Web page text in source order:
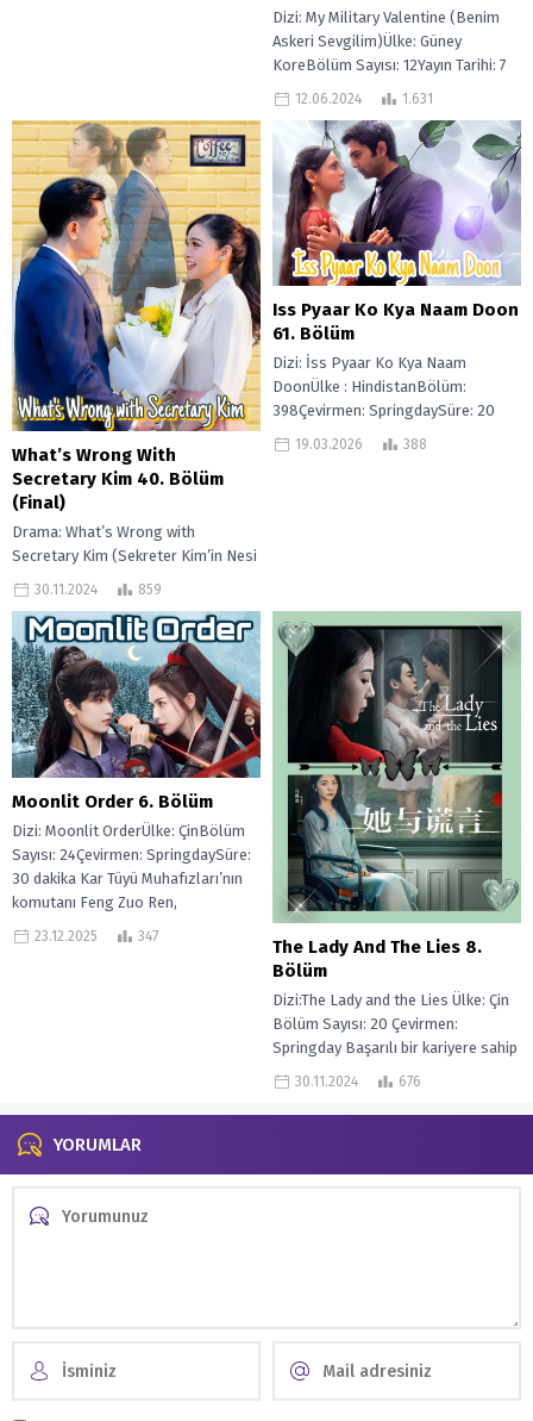
Dizi: My Military Valentine (Benim
Askeri Sevgilim)Ülke: Güney
KoreBölüm Sayısı: 12Yayın Tarihi: 7
Haziran 2024 – ? Süre: 35 Dakika ...
12.06.2024 1.631
What’s Wrong With
Secretary Kim 40. Bölüm
(Final)
Drama: What’s Wrong with
Secretary Kim (Sekreter Kim’in Nesi
Var?)Ülke FilipinlerBölümler:
What’s Wrong with...
30.11.2024 859
Iss Pyaar Ko Kya Naam Doon
61. Bölüm
Dizi: İss Pyaar Ko Kya Naam
DoonÜlke : HindistanBölüm:
398Çevirmen: SpringdaySüre: 20
Dakika Iss Pyaar Ko Kya Naam
19.03.2026 388
Moonlit Order 6. Bölüm
Dizi: Moonlit OrderÜlke: ÇinBölüm
Sayısı: 24Çevirmen: SpringdaySüre:
30 dakika Kar Tüyü Muhafızları’nın
komutanı Feng Zuo Ren,
imparatorun emriyle eski veliaht...
23.12.2025 347
The Lady And The Lies 8.
Bölüm
Dizi:The Lady and the Lies Ülke: Çin
Bölüm Sayısı: 20 Çevirmen:
Springday Başarılı bir kariyere sahip
güçlü bir kadın olan Zheng Xue...
30.11.2024 676
YORUMLAR